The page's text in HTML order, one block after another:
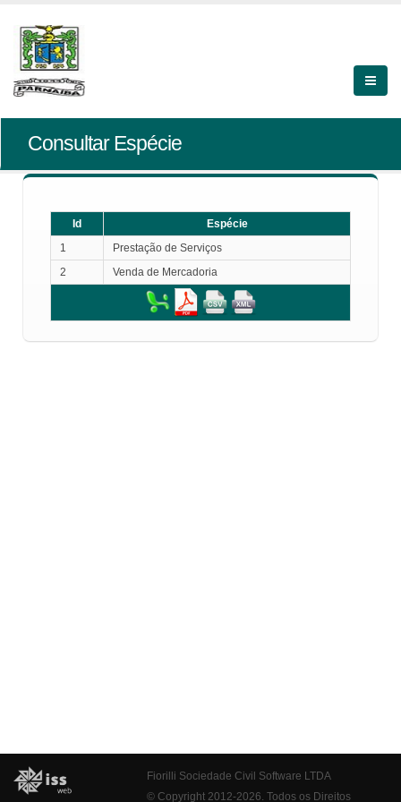
Consultar Espécie
Id
Espécie
1
Prestação de Serviços
2
Venda de Mercadoria
Fiorilli Sociedade Civil Software LTDA
© Copyright 2012-2026. Todos os Direitos